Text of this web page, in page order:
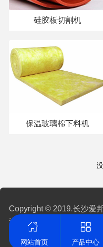
硅胶板切割机
保温玻璃棉下料机
网站首页 产品中心
Copyright © 2019.长沙爱
湘ICP备2022023718号-1
技术支持: